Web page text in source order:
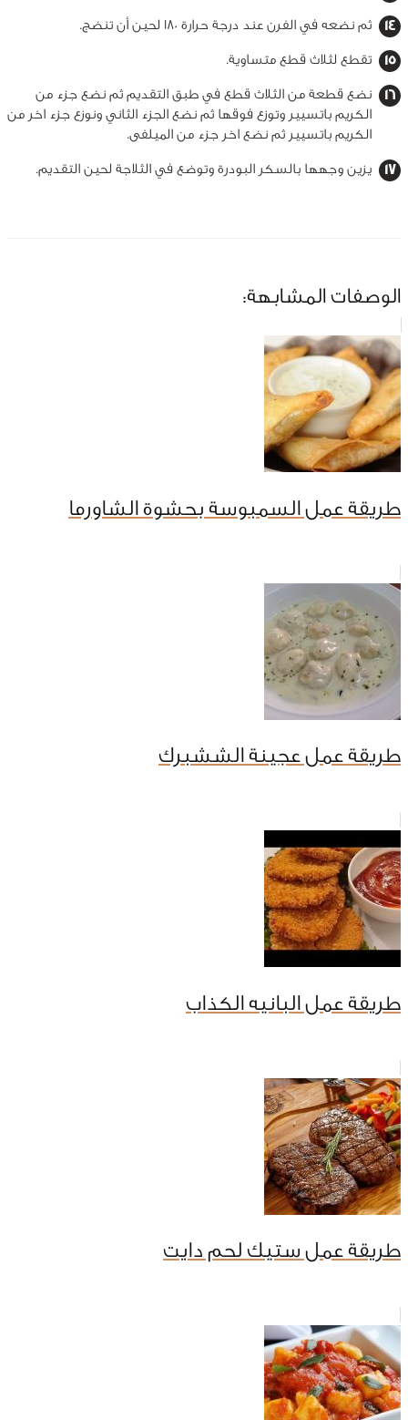
ثم نضعه في الفرن عند درجة حرارة 180 لحين أن تنضج.
تقطع لثلاث قطع متساوية.
نضع قطعة من الثلاث قطع في طبق التقديم ثم نضع جزء من
الكريم باتسيير وتوزع فوقها ثم نضع الجزء الثاني ونوزع جزء اخر من
الكريم باتسيير ثم نضع اخر جزء من الميلفى.
يزين وجهها بالسكر البودرة وتوضع في الثلاجة لحين التقديم.
الوصفات المشابهة:
طريقة عمل السمبوسة بحشوة الشاورما
طريقة عمل عجينة الششبرك
طريقة عمل البانيه الكذاب
طريقة عمل ستيك لحم دايت